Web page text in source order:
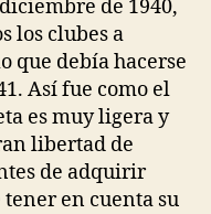
de 1940,
los clubes a
que debía hacerse
Así fue como el
es muy ligera y
libertad de
de adquirir
en cuenta su